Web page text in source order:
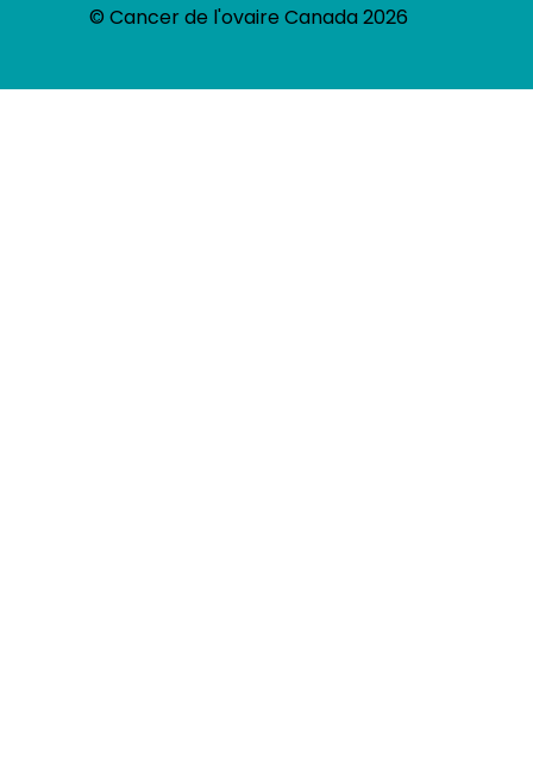
© Cancer de l'ovaire Canada 2026